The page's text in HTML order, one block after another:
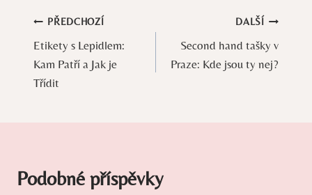
Navigace
pro
příspěvek
PŘEDCHOZÍ
Etikety s Lepidlem:
Kam Patří a Jak je
Třídit
DALŠÍ
Second hand tašky v
Praze: Kde jsou ty nej?
Podobné příspěvky